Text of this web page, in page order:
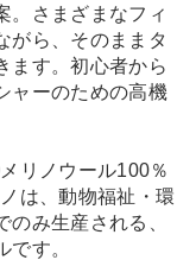
。さまざまなフィ
がら、そのままタ
ます。初心者から
ャーのための高機
リノウール100％
は、動物福祉・環
み生産される、
です。